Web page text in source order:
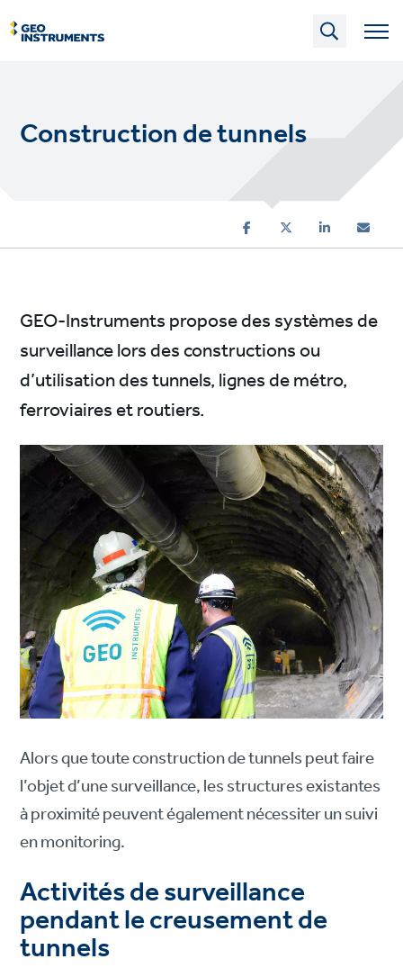
to
main
Construction de tunnels
GEO-Instruments propose des systèmes de
surveillance lors des constructions ou
d’utilisation des tunnels, lignes de métro,
ferroviaires et routiers.
Alors que toute construction de tunnels peut faire
l’objet d’une surveillance, les structures existantes
à proximité peuvent également nécessiter un suivi
en monitoring.
Activités de surveillance
pendant le creusement de
tunnels